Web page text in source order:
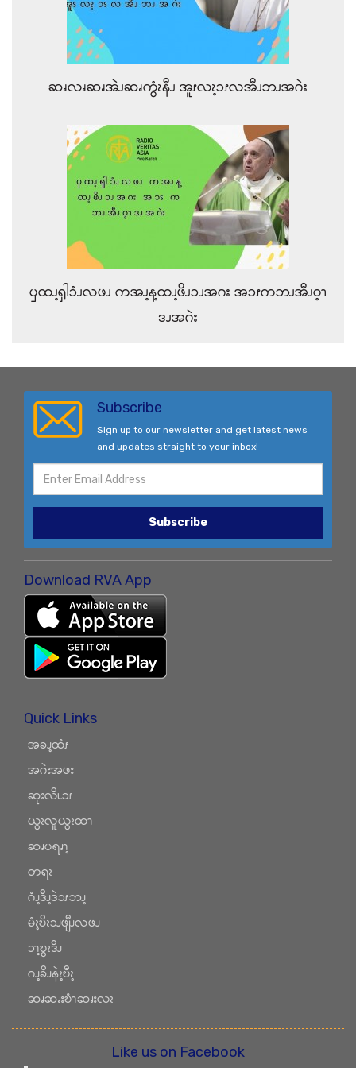
ဆၧလၧဆၧအဲၪဆၧကွံၩနီၪ အူၭလၩ့ၥၭလအီၪဘၪအဂဲး
ၦထၪ့ၡါၥံၪလဖၪ ကအၪ့န့ထၪ့ဖိၪၥၪအဂး အၥၭကဘၪအီၪဝ့ၫ
ဒၪအဂဲး
Subscribe
Sign up to our newsletter and get latest news
and updates straight to your inbox!
Subscribe
Download RVA App
Quick Links
အခၪ့ထံၭ
အဂဲးအဖး
ဆုးလိၬၥၭ
ယွၩလူယွၩထၫ
ဆၧပရၧၫ့
တရၩ
ဂံၪ့ဒီၪ့ဒဲၥၭဘၪ့
မံၩ့ဎိၩၥၪဖျီၪလဖၪ
ၥၫ့ဎွၩဒိၪ
ဂၪ့ခိၪနဲၩ့ဎီၩ့
ဆၧဆၧးဎံၫဆၧးလၩ
Like us on Facebook